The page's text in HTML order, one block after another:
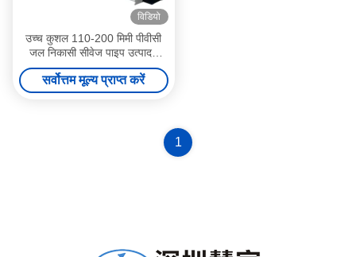
विडियो
उच्च कुशल 110-200 मिमी पीवीसी
जल निकासी सीवेज पाइप उत्पादन
लाइन ZS65/132 आउटपुट
420kg/h 8tons/day के साथ
सर्वोत्तम मूल्य प्राप्त करें
1